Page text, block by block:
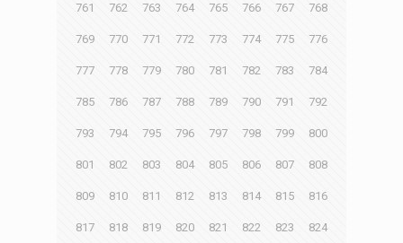
761 762 763 764 765 766 767 768
769 770 771 772 773 774 775 776
777 778 779 780 781 782 783 784
785 786 787 788 789 790 791 792
793 794 795 796 797 798 799 800
801 802 803 804 805 806 807 808
809 810 811 812 813 814 815 816
817 818 819 820 821 822 823 824